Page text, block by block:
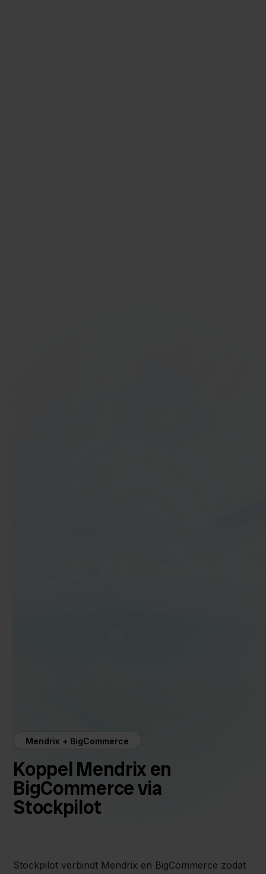
Mendrix + BigCommerce
Koppel Mendrix en
BigCommerce via
Stockpilot
Stockpilot verbindt Mendrix en BigCommerce zodat